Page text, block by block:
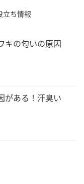
立ち情報
キの匂いの原因
がある！汗臭い